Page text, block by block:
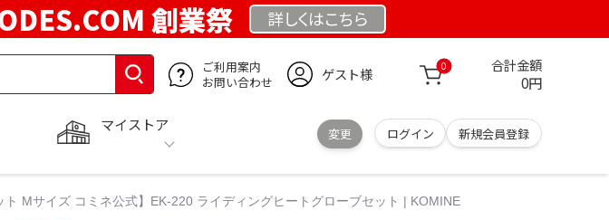
創業祭 詳しくはこちら
ご利用案内
お問い合わせ
ゲスト様 0 合計金額
0円
マイストア
変更 ログイン 新規会員登録
Mサイズ コミネ公式】EK-220 ライディングヒートグローブセット | KOMINE